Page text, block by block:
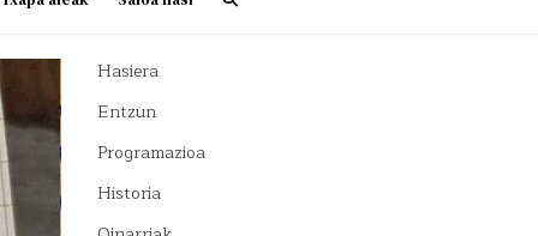
Hasiera
Entzun
Programazioa
Historia